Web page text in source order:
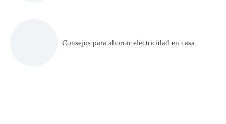
Consejos para ahorrar electricidad en casa